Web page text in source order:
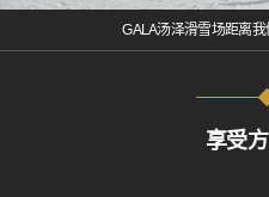
GALA汤泽滑雪场距离我
享受